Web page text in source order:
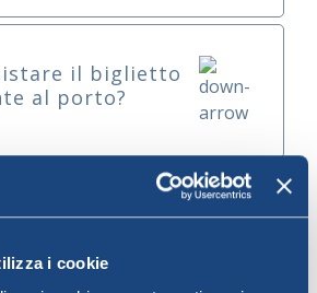
i cookie
il biglietto
al porto?
sono
l’Elba?